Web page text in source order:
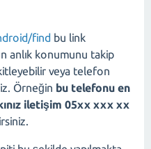
find bu link
anlık konumunu takip
veya telefon
Örneğin bu telefonu en
iletişim 05xx xxx xx